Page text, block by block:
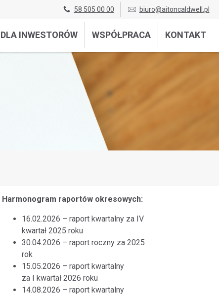
58 505 00 00 biuro@aitoncaldwell.pl
DLA INWESTORÓW WSPÓŁPRACA KONTAKT
Harmonogram raportów okresowych:
16.02.2026 – raport kwartalny za IV
kwartał 2025 roku
30.04.2026 – raport roczny za 2025
rok
15.05.2026 – raport kwartalny
za I kwartał 2026 roku
14.08.2026 – raport kwartalny